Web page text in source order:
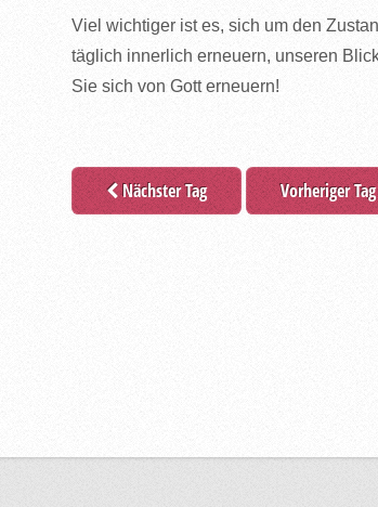
Viel wichtiger ist es, sich um den
täglich innerlich erneuern, unseren
Sie sich von Gott erneuern!
Nächster Tag Vorheriger